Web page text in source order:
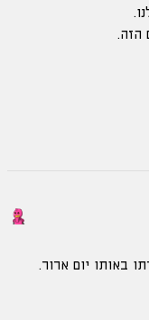
הזה.
באותו יום ארור.